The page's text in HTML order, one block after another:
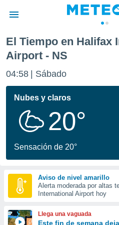
de
para
la
calidad.
a este
forma
digital
basada
El Tiempo en Halifax
Airport - NS
04:58 Sábado
Nubes y claros
20°
Sensación de 20°
Aviso de nivel amarillo
Alerta moderada por altas
International Airport hoy
Llega una vaguada
Este fin de semana